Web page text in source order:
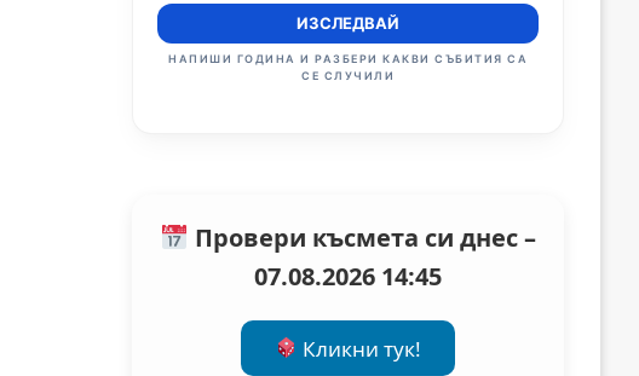
ИЗСЛЕДВАЙ
НАПИШИ ГОДИНА И РАЗБЕРИ КАКВИ СЪБИТИЯ СА
СЕ СЛУЧИЛИ
Провери късмета си днес –
07.08.2026 14:45
Кликни тук!